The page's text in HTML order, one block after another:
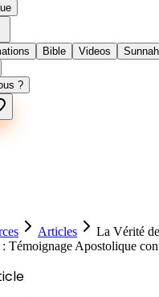
Bible Videos
Sunnah
?
Articles
La Vérité
Témoignage Apostolique